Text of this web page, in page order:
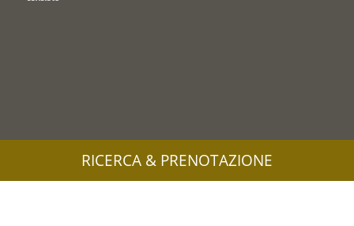
RICERCA & PRENOTAZIONE